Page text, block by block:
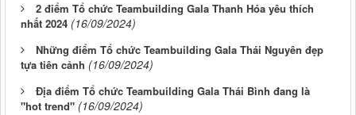
2 điểm Tổ chức Teambuilding Gala Thanh Hóa yêu thích
nhất 2024 (16/09/2024)
Những điểm Tổ chức Teambuilding Gala Thái Nguyên đẹp
tựa tiên cảnh (16/09/2024)
Địa điểm Tổ chức Teambuilding Gala Thái Bình đang là
"hot trend" (16/09/2024)